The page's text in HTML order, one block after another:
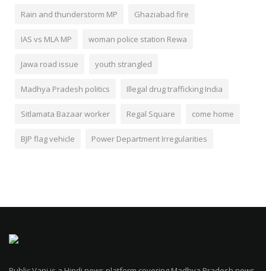
Rain and thunderstorm MP Ghaziabad fire
IAS vs MLA MP woman police station Rewa
Jawa road issue youth strangled
Madhya Pradesh politics Illegal drug trafficking India
Sitlamata Bazaar worker Regal Square come home
BJP flag vehicle Power Department Irregularities